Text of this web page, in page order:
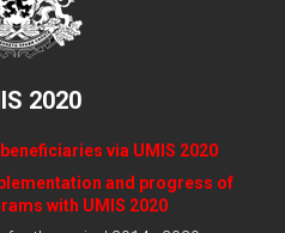
2020
via UMIS 2020
and progress of
with UMIS 2020